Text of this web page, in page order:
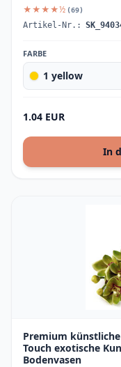
★★★★½ (69)
Artikel-Nr.:
FARBE
1 yellow
1.04 EUR
In
Premium
Touch exotische
Bodenvasen